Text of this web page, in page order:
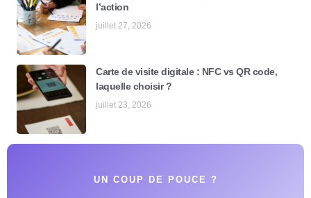
l’action
juillet 27, 2026
Carte de visite digitale : NFC vs QR code,
laquelle choisir ?
juillet 23, 2026
UN COUP DE POUCE ?